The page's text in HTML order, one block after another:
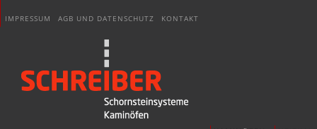
IMPRESSUM AGB UND DATENSCHUTZ KONTAKT